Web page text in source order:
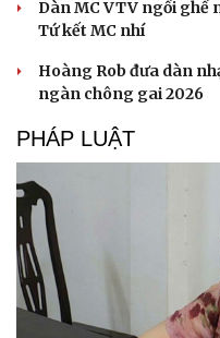
Dàn MC VTV ngồi ghế
Tứ kết MC nhí
Hoàng Rob đưa dàn
ngàn chông gai 2026
PHÁP LUẬT